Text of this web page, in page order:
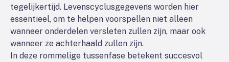
tegelijkertijd. Levenscyclusgegevens worden hier
essentieel, om te helpen voorspellen niet alleen
wanneer onderdelen versleten zullen zijn, maar ook
wanneer ze achterhaald zullen zijn.
In deze rommelige tussenfase betekent succesvol